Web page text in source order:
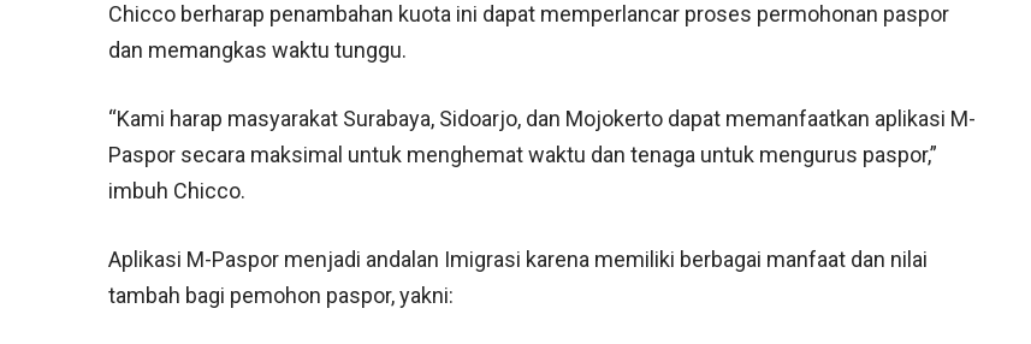
Chicco berharap penambahan kuota ini dapat memperlancar proses permohonan paspor
dan memangkas waktu tunggu.
“Kami harap masyarakat Surabaya, Sidoarjo, dan Mojokerto dapat memanfaatkan aplikasi M-
Paspor secara maksimal untuk menghemat waktu dan tenaga untuk mengurus paspor,”
imbuh Chicco.
Aplikasi M-Paspor menjadi andalan Imigrasi karena memiliki berbagai manfaat dan nilai
tambah bagi pemohon paspor, yakni: